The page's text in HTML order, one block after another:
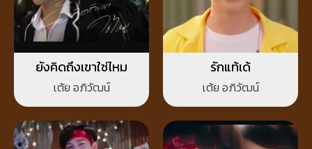
ยังคิดถึงเขาใช่ไหม
เต้ย อภิวัฒน์
รักแท้เด้
เต้ย อภิวัฒน์